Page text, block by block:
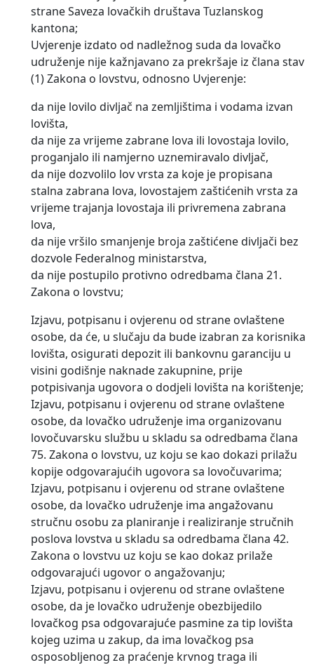
strane Saveza lovačkih društava Tuzlanskog
kantona;
Uvjerenje izdato od nadležnog suda da lovačko
udruženje nije kažnjavano za prekršaje iz člana stav
(1) Zakona o lovstvu, odnosno Uvjerenje:
da nije lovilo divljač na zemljištima i vodama izvan
lovišta,
da nije za vrijeme zabrane lova ili lovostaja lovilo,
proganjalo ili namjerno uznemiravalo divljač,
da nije dozvolilo lov vrsta za koje je propisana
stalna zabrana lova, lovostajem zaštićenih vrsta za
vrijeme trajanja lovostaja ili privremena zabrana
lova,
da nije vršilo smanjenje broja zaštićene divljači bez
dozvole Federalnog ministarstva,
da nije postupilo protivno odredbama člana 21.
Zakona o lovstvu;
Izjavu, potpisanu i ovjerenu od strane ovlaštene
osobe, da će, u slučaju da bude izabran za korisnika
lovišta, osigurati depozit ili bankovnu garanciju u
visini godišnje naknade zakupnine, prije
potpisivanja ugovora o dodjeli lovišta na korištenje;
Izjavu, potpisanu i ovjerenu od strane ovlaštene
osobe, da lovačko udruženje ima organizovanu
lovočuvarsku službu u skladu sa odredbama člana
75. Zakona o lovstvu, uz koju se kao dokazi prilažu
kopije odgovarajućih ugovora sa lovočuvarima;
Izjavu, potpisanu i ovjerenu od strane ovlaštene
osobe, da lovačko udruženje ima angažovanu
stručnu osobu za planiranje i realiziranje stručnih
poslova lovstva u skladu sa odredbama člana 42.
Zakona o lovstvu uz koju se kao dokaz prilaže
odgovarajući ugovor o angažovanju;
Izjavu, potpisanu i ovjerenu od strane ovlaštene
osobe, da je lovačko udruženje obezbijedilo
lovačkog psa odgovarajuće pasmine za tip lovišta
kojeg uzima u zakup, da ima lovačkog psa
osposobljenog za praćenje krvnog traga ili